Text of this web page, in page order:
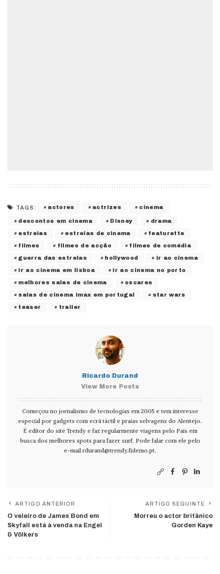
TAGS: actores actrizes cinema
descontos em cinema Disney drama
estreias estreias de cinema featurette
filmes filmes de acção filmes de comédia
guerra das estrelas hollywood ir ao cinema
ir ao cinema em lisboa ir ao cinema no porto
melhores salas de cinema oscares
salas de cinema imax em portugal star wars
teaser trailer
Ricardo Durand
View More Posts
Começou no jornalismo de tecnologias em 2005 e tem interesse
especial por gadgets com ecrã táctil e praias selvagens do Alentejo.
É editor do site Trendy e faz regularmente viagens pelo País em
busca dos melhores spots para fazer surf. Pode falar com ele pelo
e-mail rdurand@trendy.fidemo.pt.
ARTIGO ANTERIOR
O veleiro de James Bond em
Skyfall está à venda na Engel
& Völkers
ARTIGO SEGUINTE
Morreu o actor britânico
Gorden Kaye